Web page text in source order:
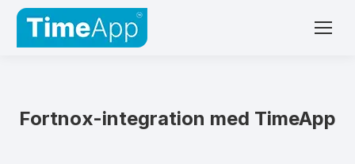
Fortnox-integration med TimeApp